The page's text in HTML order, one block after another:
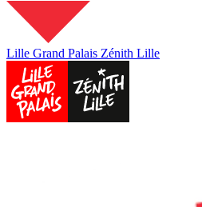
Lille Grand Palais Zénith Lille